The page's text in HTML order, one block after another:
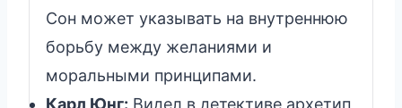
Сон может указывать на внутреннюю
борьбу между желаниями и
моральными принципами.
Карл Юнг: Видел в детективе архетип